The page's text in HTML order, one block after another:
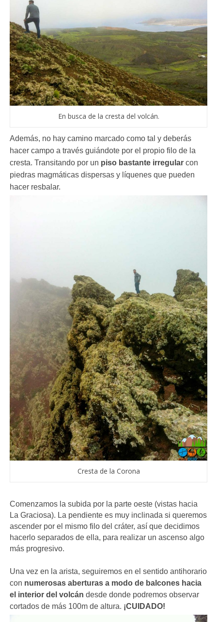
En busca de la cresta del volcán.
Además, no hay camino marcado como tal y deberás
hacer campo a través guiándote por el propio filo de la
cresta. Transitando por un piso bastante irregular con
piedras magmáticas dispersas y líquenes que pueden
hacer resbalar.
Cresta de la Corona
Comenzamos la subida por la parte oeste (vistas hacia
La Graciosa). La pendiente es muy inclinada si queremos
ascender por el mismo filo del cráter, así que decidimos
hacerlo separados de ella, para realizar un ascenso algo
más progresivo.
Una vez en la arista, seguiremos en el sentido antihorario
con numerosas aberturas a modo de balcones hacia
el interior del volcán desde donde podremos observar
cortados de más 100m de altura. ¡CUIDADO!